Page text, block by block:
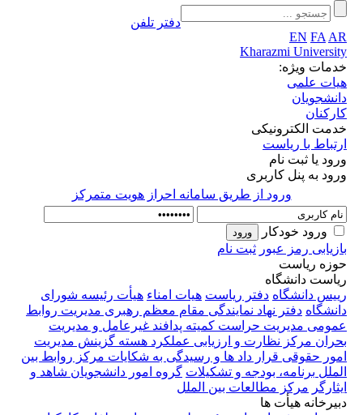
دفتر تلفن
EN FA AR
Kharazmi University
خدمات ویژه:
هیات علمی
دانشجویان
کارکنان
خدمت الکترونیکی
ارتباط با ریاست
ورود یا ثبت نام
ورود به پنل کاربری
ورود از طريق سامانه احراز هويت متمركز
ورود خودکار
بازیابی رمز عبور ثبت نام
حوزه ریاست
ریاست دانشگاه
رییس دانشگاه دفتر ریاست هیات امناء هیأت رئیسه شورای
دانشگاه دفتر نهاد نمایندگی مقام معظم رهبری مدیریت روابط
عمومی مدیریت حراست کمیته پدافند غیرعامل و مدیریت
بحران مرکز نظارت و ارزیابی عملکرد هسته گزینش مدیریت
امور حقوقی قرار داد ها و رسیدگی به شکایات مرکز روابط بین
الملل برنامه، بودجه و تشکیلات گروه امور دانشجویان شاهد و
ایثارگر مرکز مطالعات بین الملل
دبیرخانه هیأت ها